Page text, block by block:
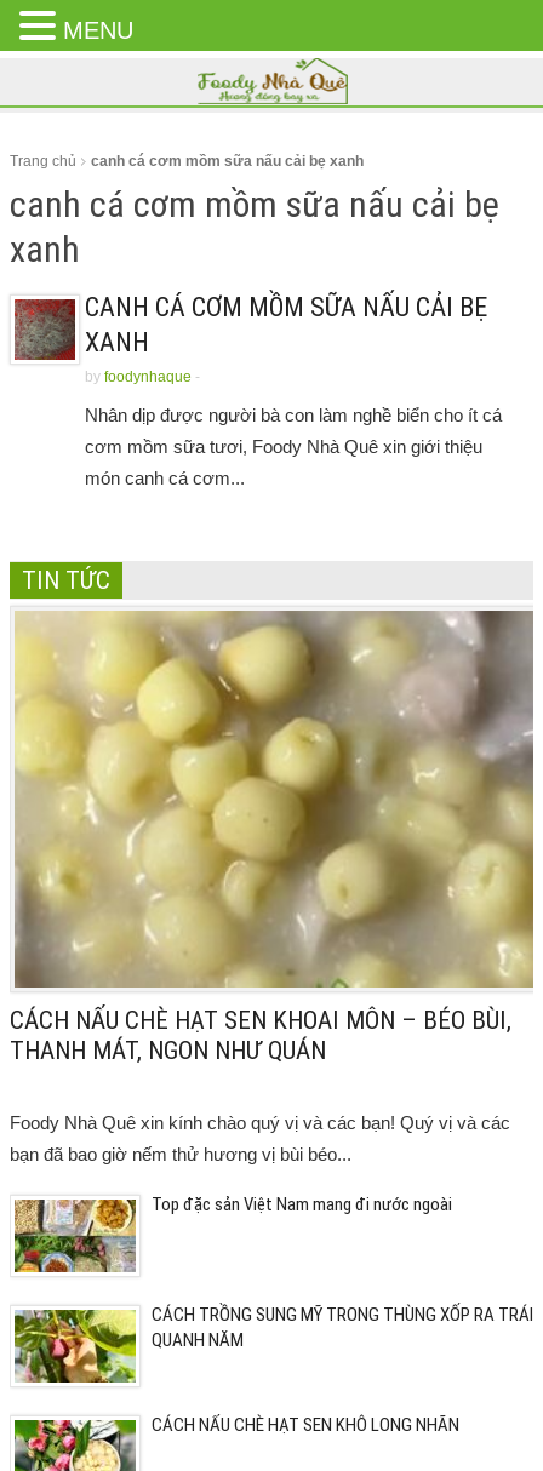
CLOSE
MENU
Trang chủ canh cá cơm mồm sữa nấu cải bẹ xanh
canh cá cơm mồm sữa nấu cải bẹ
xanh
CANH CÁ CƠM MỒM SỮA NẤU CẢI BẸ
XANH
by foodynhaque -
Nhân dịp được người bà con làm nghề biển cho ít cá
cơm mồm sữa tươi, Foody Nhà Quê xin giới thiệu
món canh cá cơm...
TIN TỨC
CÁCH NẤU CHÈ HẠT SEN KHOAI MÔN – BÉO BÙI,
THANH MÁT, NGON NHƯ QUÁN
Foody Nhà Quê xin kính chào quý vị và các bạn! Quý vị và các
bạn đã bao giờ nếm thử hương vị bùi béo...
Top đặc sản Việt Nam mang đi nước ngoài
CÁCH TRỒNG SUNG MỸ TRONG THÙNG XỐP RA TRÁI
QUANH NĂM
CÁCH NẤU CHÈ HẠT SEN KHÔ LONG NHÃN
MENU